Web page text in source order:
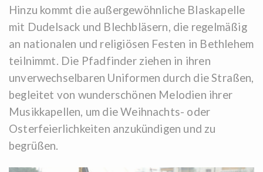
Hinzu kommt die außergewöhnliche Blaskapelle
mit Dudelsack und Blechbläsern, die regelmäßig
an nationalen und religiösen Festen in Bethlehem
teilnimmt. Die Pfadfinder ziehen in ihren
unverwechselbaren Uniformen durch die Straßen,
begleitet von wunderschönen Melodien ihrer
Musikkapellen, um die Weihnachts- oder
Osterfeierlichkeiten anzukündigen und zu
begrüßen.